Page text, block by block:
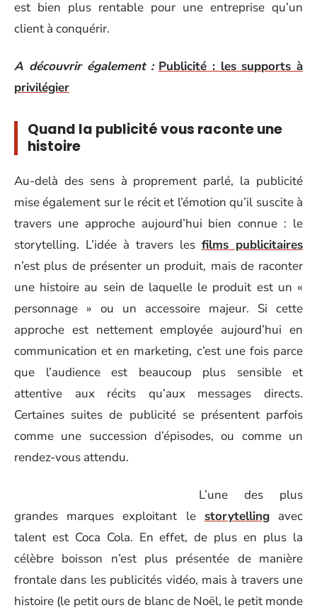
est bien plus rentable pour une entreprise qu’un
client à conquérir.
A découvrir également : Publicité : les supports à
privilégier
Quand la publicité vous raconte une
histoire
Au-delà des sens à proprement parlé, la publicité
mise également sur le récit et l’émotion qu’il suscite à
travers une approche aujourd’hui bien connue : le
storytelling. L’idée à travers les films publicitaires
n’est plus de présenter un produit, mais de raconter
une histoire au sein de laquelle le produit est un «
personnage » ou un accessoire majeur. Si cette
approche est nettement employée aujourd’hui en
communication et en marketing, c’est une fois parce
que l’audience est beaucoup plus sensible et
attentive aux récits qu’aux messages directs.
Certaines suites de publicité se présentent parfois
comme une succession d’épisodes, ou comme un
rendez-vous attendu.
L’une des plus
grandes marques exploitant le storytellingavec
talent est Coca Cola. En effet, de plus en plus la
célèbre boisson n’est plus présentée de manière
frontale dans les publicités vidéo, mais à travers une
histoire (le petit ours de blanc de Noël, le petit monde